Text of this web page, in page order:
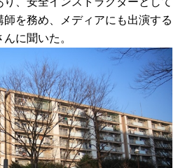
を務め、メディアにも出演する
に聞いた。